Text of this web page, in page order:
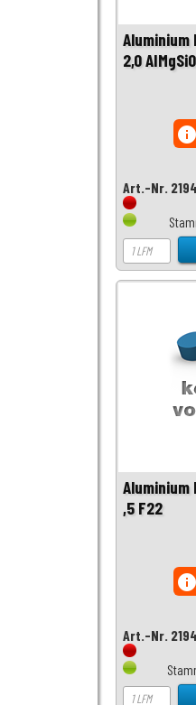
Aluminium
2,0
Art.-Nr.
Aluminium
,5 F22
Art.-Nr.